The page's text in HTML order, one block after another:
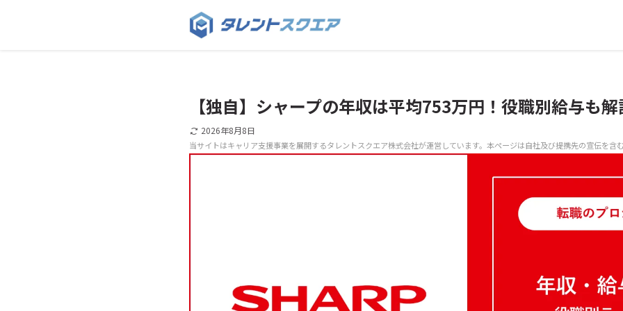
【独自】シャープの年収は平均753万円！役職別給与も
2026年8月8日